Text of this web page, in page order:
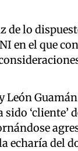
lo
en el que
León
echaría del